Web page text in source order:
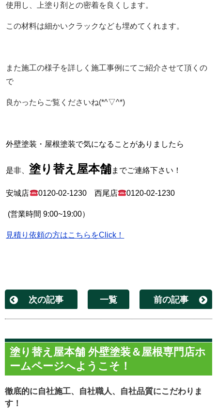
使用し、上塗り剤との密着を良くします。
この材料は細かいクラックなども埋めてくれます。
また施工の様子を詳しく施工事例にてご紹介させて頂くの
で
良かったらご覧くださいね(*^▽^*)
外壁塗装・屋根塗装で気になることがありましたら
是非、 塗り替え屋本舗までご連絡下さい！
安城店 0120-02-1230西尾店 0120-02-1230
(営業時間 9:00~19:00）
見積り依頼の方はこちらをClick！
次の記事 一覧 前の記事
塗り替え屋本舗 外壁塗装＆屋根専門店ホ
ームページへようこそ！
徹底的に自社施工、自社職人、自社品質にこだわりま
す！